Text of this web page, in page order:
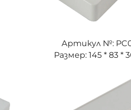
Артикул №:
Размер: 145 * 83 *